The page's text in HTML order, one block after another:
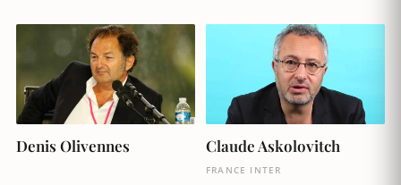
Denis Olivennes Claude Askolovitch
FRANCE INTER